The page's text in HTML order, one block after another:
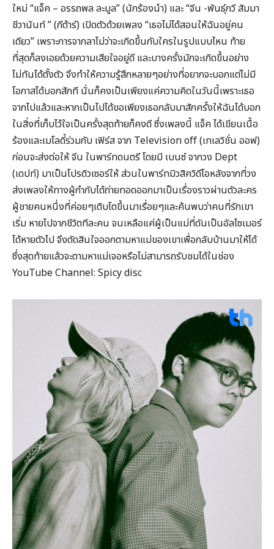
ใหม่ “แจ็ค – อรรถพล ละมูล” (นักร้องนำ) และ “จีน -พันธุ์กวี สัมมา
ชีวานันท์ ” (กีต้าร์) เปิดตัวด้วยเพลง “เธอไม่ได้สอนให้ฉันอยู่คน
เดียว” เพราะการจากลาไม่ว่าจะเกิดขึ้นกับใครในรูปแบบไหน ท้าย
ที่สุดก็ลงเอยด้วยความเสียใจอยู่ดี และบางครั้งมักจะเกิดขึ้นอย่าง
ไม่ทันได้ตั้งตัว จึงทำให้ความรู้สึกหลายๆอย่างที่อยากจะบอกแต่ไม่มี
โอกาสได้บอกสักที นั่นก็คงเป็นเพียงแค่ความคิดในวันนี้เพราะเธอ
จากไปแล้วและหากเป็นไปได้ขอเพียงเธอกลับมาสักครั้งให้ฉันได้บอก
ในสิ่งที่เก็บไว้ใจเป็นครั้งสุดท้ายก็คงดี ซึ่งเพลงนี้ แจ็ค ได้เขียนเนื้อ
ร้องและเมโลดี้ร่วมกับ เฟิร์ส จาก Television off (เทเลวิชั่น ออฟ)
ก่อนจะส่งต่อให้ จีน ในพาร์ทดนตรี โดยมี เบนซ์ จากวง Dept
(เดปท์) มาเป็นโปรดิวเซอร์ให้ ส่วนในพาร์ทมิวสิควิดีโอหลังจากที่วง
ส่งเพลงให้ทางผู้กำกับได้ถ่ายทอดออกมาเป็นเรื่องราวผ่านตัวละคร
ผู้ชายคนหนึ่งที่ค่อยๆเติบโตขึ้นมาเรื่อยๆและค้นพบว่าคนที่รักเขา
เริ่ม หายไปจากชีวิตทีละคน จนเหลือแค่ผู้เป็นแม่ที่ดันเป็นอัลไซเมอร์
ได้หายตัวไป จึงตัดสินใจออกตามหาแม่ของเขาเพื่อกลับบ้านมาให้ได้
ซึ่งสุดท้ายแล้วจะตามหาแม่เจอหรือไม่สามารถรับชมได้ในช่อง
YouTube Channel: Spicy disc